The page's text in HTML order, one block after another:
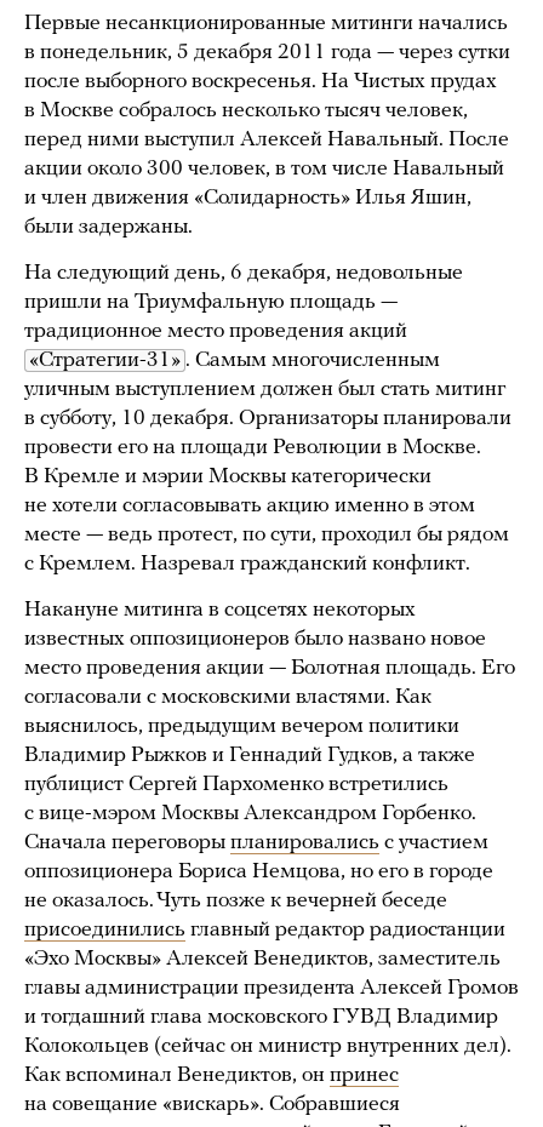
Первые несанкционированные митинги начались
в понедельник, 5 декабря 2011 года — через сутки
после выборного воскресенья. На Чистых прудах
в Москве собралось несколько тысяч человек,
перед ними выступил Алексей Навальный. После
акции около 300 человек, в том числе Навальный
и член движения «Солидарность» Илья Яшин,
были задержаны.
На следующий день, 6 декабря, недовольные
пришли на Триумфальную площадь —
традиционное место проведения акций
«Стратегии-31» . Самым многочисленным
уличным выступлением должен был стать митинг
в субботу, 10 декабря. Организаторы планировали
провести его на площади Революции в Москве.
В Кремле и мэрии Москвы категорически
не хотели согласовывать акцию именно в этом
месте — ведь протест, по сути, проходил бы рядом
с Кремлем. Назревал гражданский конфликт.
Накануне митинга в соцсетях некоторых
известных оппозиционеров было названо новое
место проведения акции — Болотная площадь. Его
согласовали с московскими властями. Как
выяснилось, предыдущим вечером политики
Владимир Рыжков и Геннадий Гудков, а также
публицист Сергей Пархоменко встретились
с вице-мэром Москвы Александром Горбенко.
Сначала переговоры планировались с участием
оппозиционера Бориса Немцова, но его в городе
не оказалось. Чуть позже к вечерней беседе
присоединились главный редактор радиостанции
«Эхо Москвы» Алексей Венедиктов, заместитель
главы администрации президента Алексей Громов
и тогдашний глава московского ГУВД Владимир
Колокольцев (сейчас он министр внутренних дел).
Как вспоминал Венедиктов, он принес
на совещание «вискарь». Собравшиеся